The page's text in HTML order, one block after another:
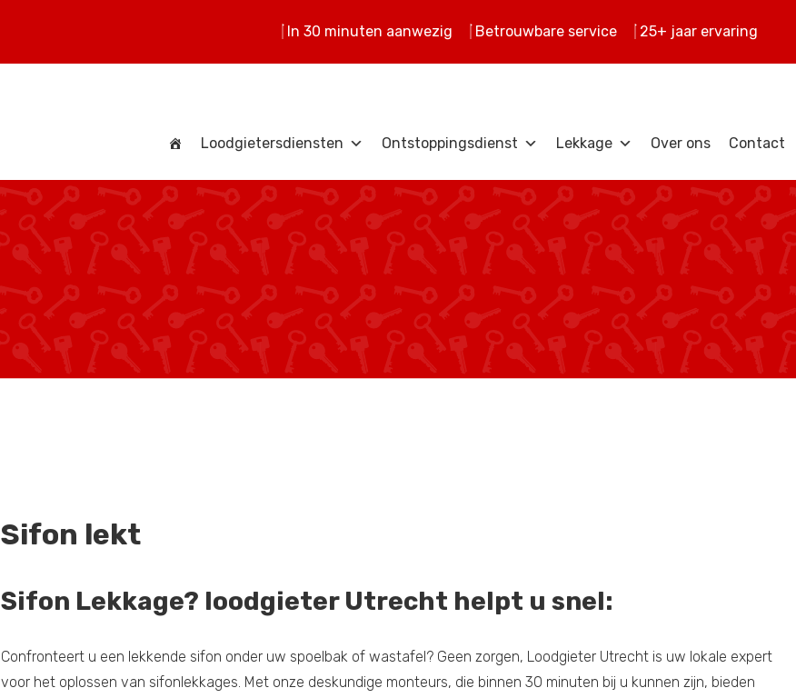
In 30 minuten aanwezig Betrouwbare service 25+ jaar ervaring
Loodgietersdiensten Ontstoppingsdienst Lekkage Over ons Contact
Sifon lekt
Sifon Lekkage? loodgieter Utrecht helpt u snel:
Confronteert u een lekkende sifon onder uw spoelbak of wastafel? Geen zorgen, Loodgieter Utrecht is uw lokale expert
voor het oplossen van sifonlekkages. Met onze deskundige monteurs, die binnen 30 minuten bij u kunnen zijn, bieden